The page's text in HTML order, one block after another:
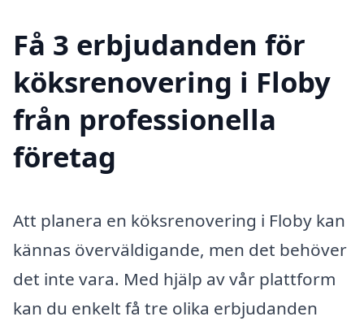
Få 3 erbjudanden för
köksrenovering i Floby
från professionella
företag
Att planera en köksrenovering i Floby kan
kännas överväldigande, men det behöver
det inte vara. Med hjälp av vår plattform
kan du enkelt få tre olika erbjudanden